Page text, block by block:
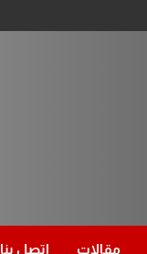
مقالات اتصل بنا